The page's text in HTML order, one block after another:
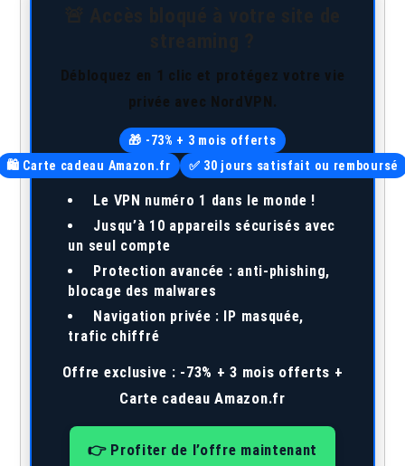
Débloquez en 1 clic et protégez votre vie
privée avec NordVPN.
🎁 -73% + 3 mois offerts
🛍️ Carte cadeau Amazon.fr
✅ 30 jours satisfait ou remboursé
Le VPN numéro 1 dans le monde !
Jusqu’à 10 appareils sécurisés avec
un seul compte
Protection avancée : anti-phishing,
blocage des malwares
Navigation privée : IP masquée,
trafic chiffré
Offre exclusive : -73% + 3 mois offerts +
Carte cadeau Amazon.fr
👉 Profiter de l’offre maintenant